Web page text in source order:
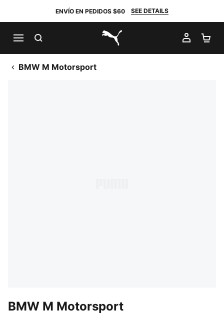
ENVÍO EN PEDIDOS $60 SEE DETAILS
PUMA.com
MI
BMW M Motorsport
BMW M Motorsport